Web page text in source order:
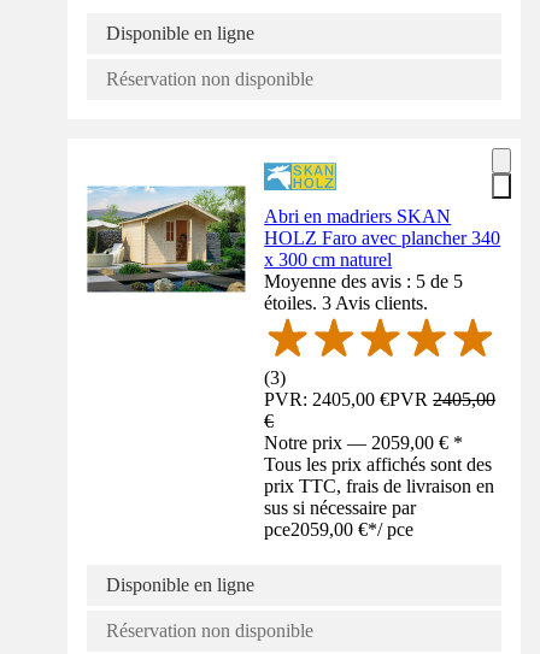
Disponible en ligne
Réservation non disponible
Abri en madriers SKAN
HOLZ Faro avec plancher 340
x 300 cm naturel
Moyenne des avis : 5 de 5
étoiles. 3 Avis clients.
(3)
PVR: 2405,00 €PVR2405,00
€
Notre prix — 2059,00 € *
Tous les prix affichés sont des
prix TTC, frais de livraison en
sus si nécessaire par
pce2059,00 €*/ pce
Disponible en ligne
Réservation non disponible